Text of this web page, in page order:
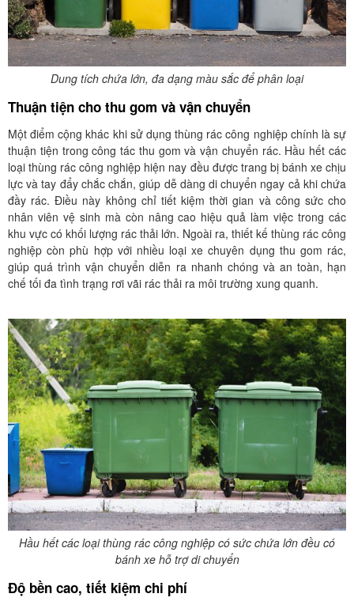
Dung tích chứa lớn, đa dạng màu sắc để phân loại
Thuận tiện cho thu gom và vận chuyển
Một điểm cộng khác khi sử dụng thùng rác công nghiệp chính là sự
thuận tiện trong công tác thu gom và vận chuyển rác. Hầu hết các
loại thùng rác công nghiệp hiện nay đều được trang bị bánh xe chịu
lực và tay đẩy chắc chắn, giúp dễ dàng di chuyển ngay cả khi chứa
đầy rác. Điều này không chỉ tiết kiệm thời gian và công sức cho
nhân viên vệ sinh mà còn nâng cao hiệu quả làm việc trong các
khu vực có khối lượng rác thải lớn. Ngoài ra, thiết kế thùng rác công
nghiệp còn phù hợp với nhiều loại xe chuyên dụng thu gom rác,
giúp quá trình vận chuyển diễn ra nhanh chóng và an toàn, hạn
chế tối đa tình trạng rơi vãi rác thải ra môi trường xung quanh.
Hầu hết các loại thùng rác công nghiệp có sức chứa lớn đều có
bánh xe hỗ trợ di chuyển
Độ bền cao, tiết kiệm chi phí